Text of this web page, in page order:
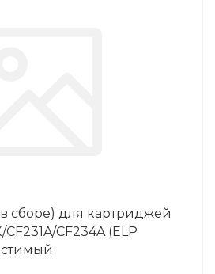
сборе) для картриджей
CF234A (ELP